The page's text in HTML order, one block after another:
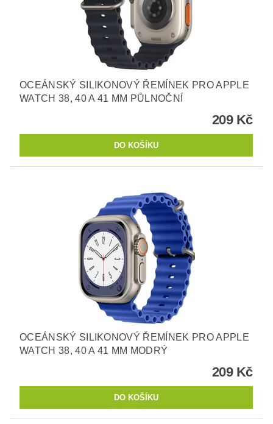
OCEÁNSKÝ SILIKONOVÝ ŘEMÍNEK PRO APPLE
WATCH 38, 40 A 41 MM PŮLNOČNÍ
209 Kč
OCEÁNSKÝ SILIKONOVÝ ŘEMÍNEK PRO APPLE
WATCH 38, 40 A 41 MM MODRÝ
209 Kč